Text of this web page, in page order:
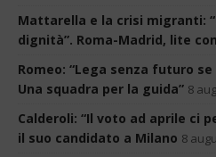
Mattarella e la crisi migranti:
dignità”. Roma-Madrid, lite
Romeo: “Lega senza futuro
Una squadra per la guida” 8
Calderoli: “Il voto ad aprile ci
il suo candidato a Milano 8